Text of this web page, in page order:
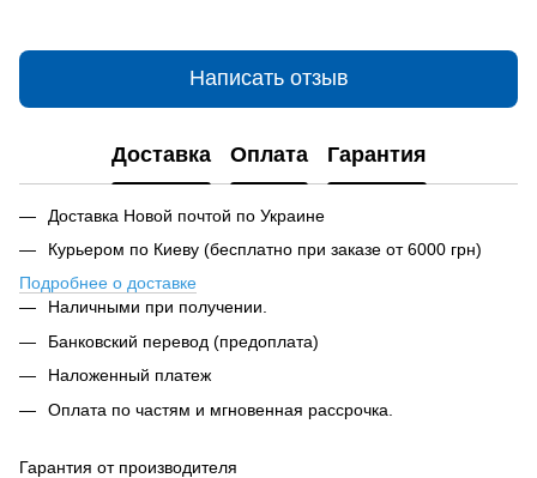
Написать отзыв
Доставка Оплата Гарантия
Доставка Новой почтой по Украине
Курьером по Киеву (бесплатно при заказе от 6000 грн)
Подробнее о доставке
Наличными при получении.
Банковский перевод (предоплата)
Наложенный платеж
Оплата по частям и мгновенная рассрочка.
Гарантия от производителя